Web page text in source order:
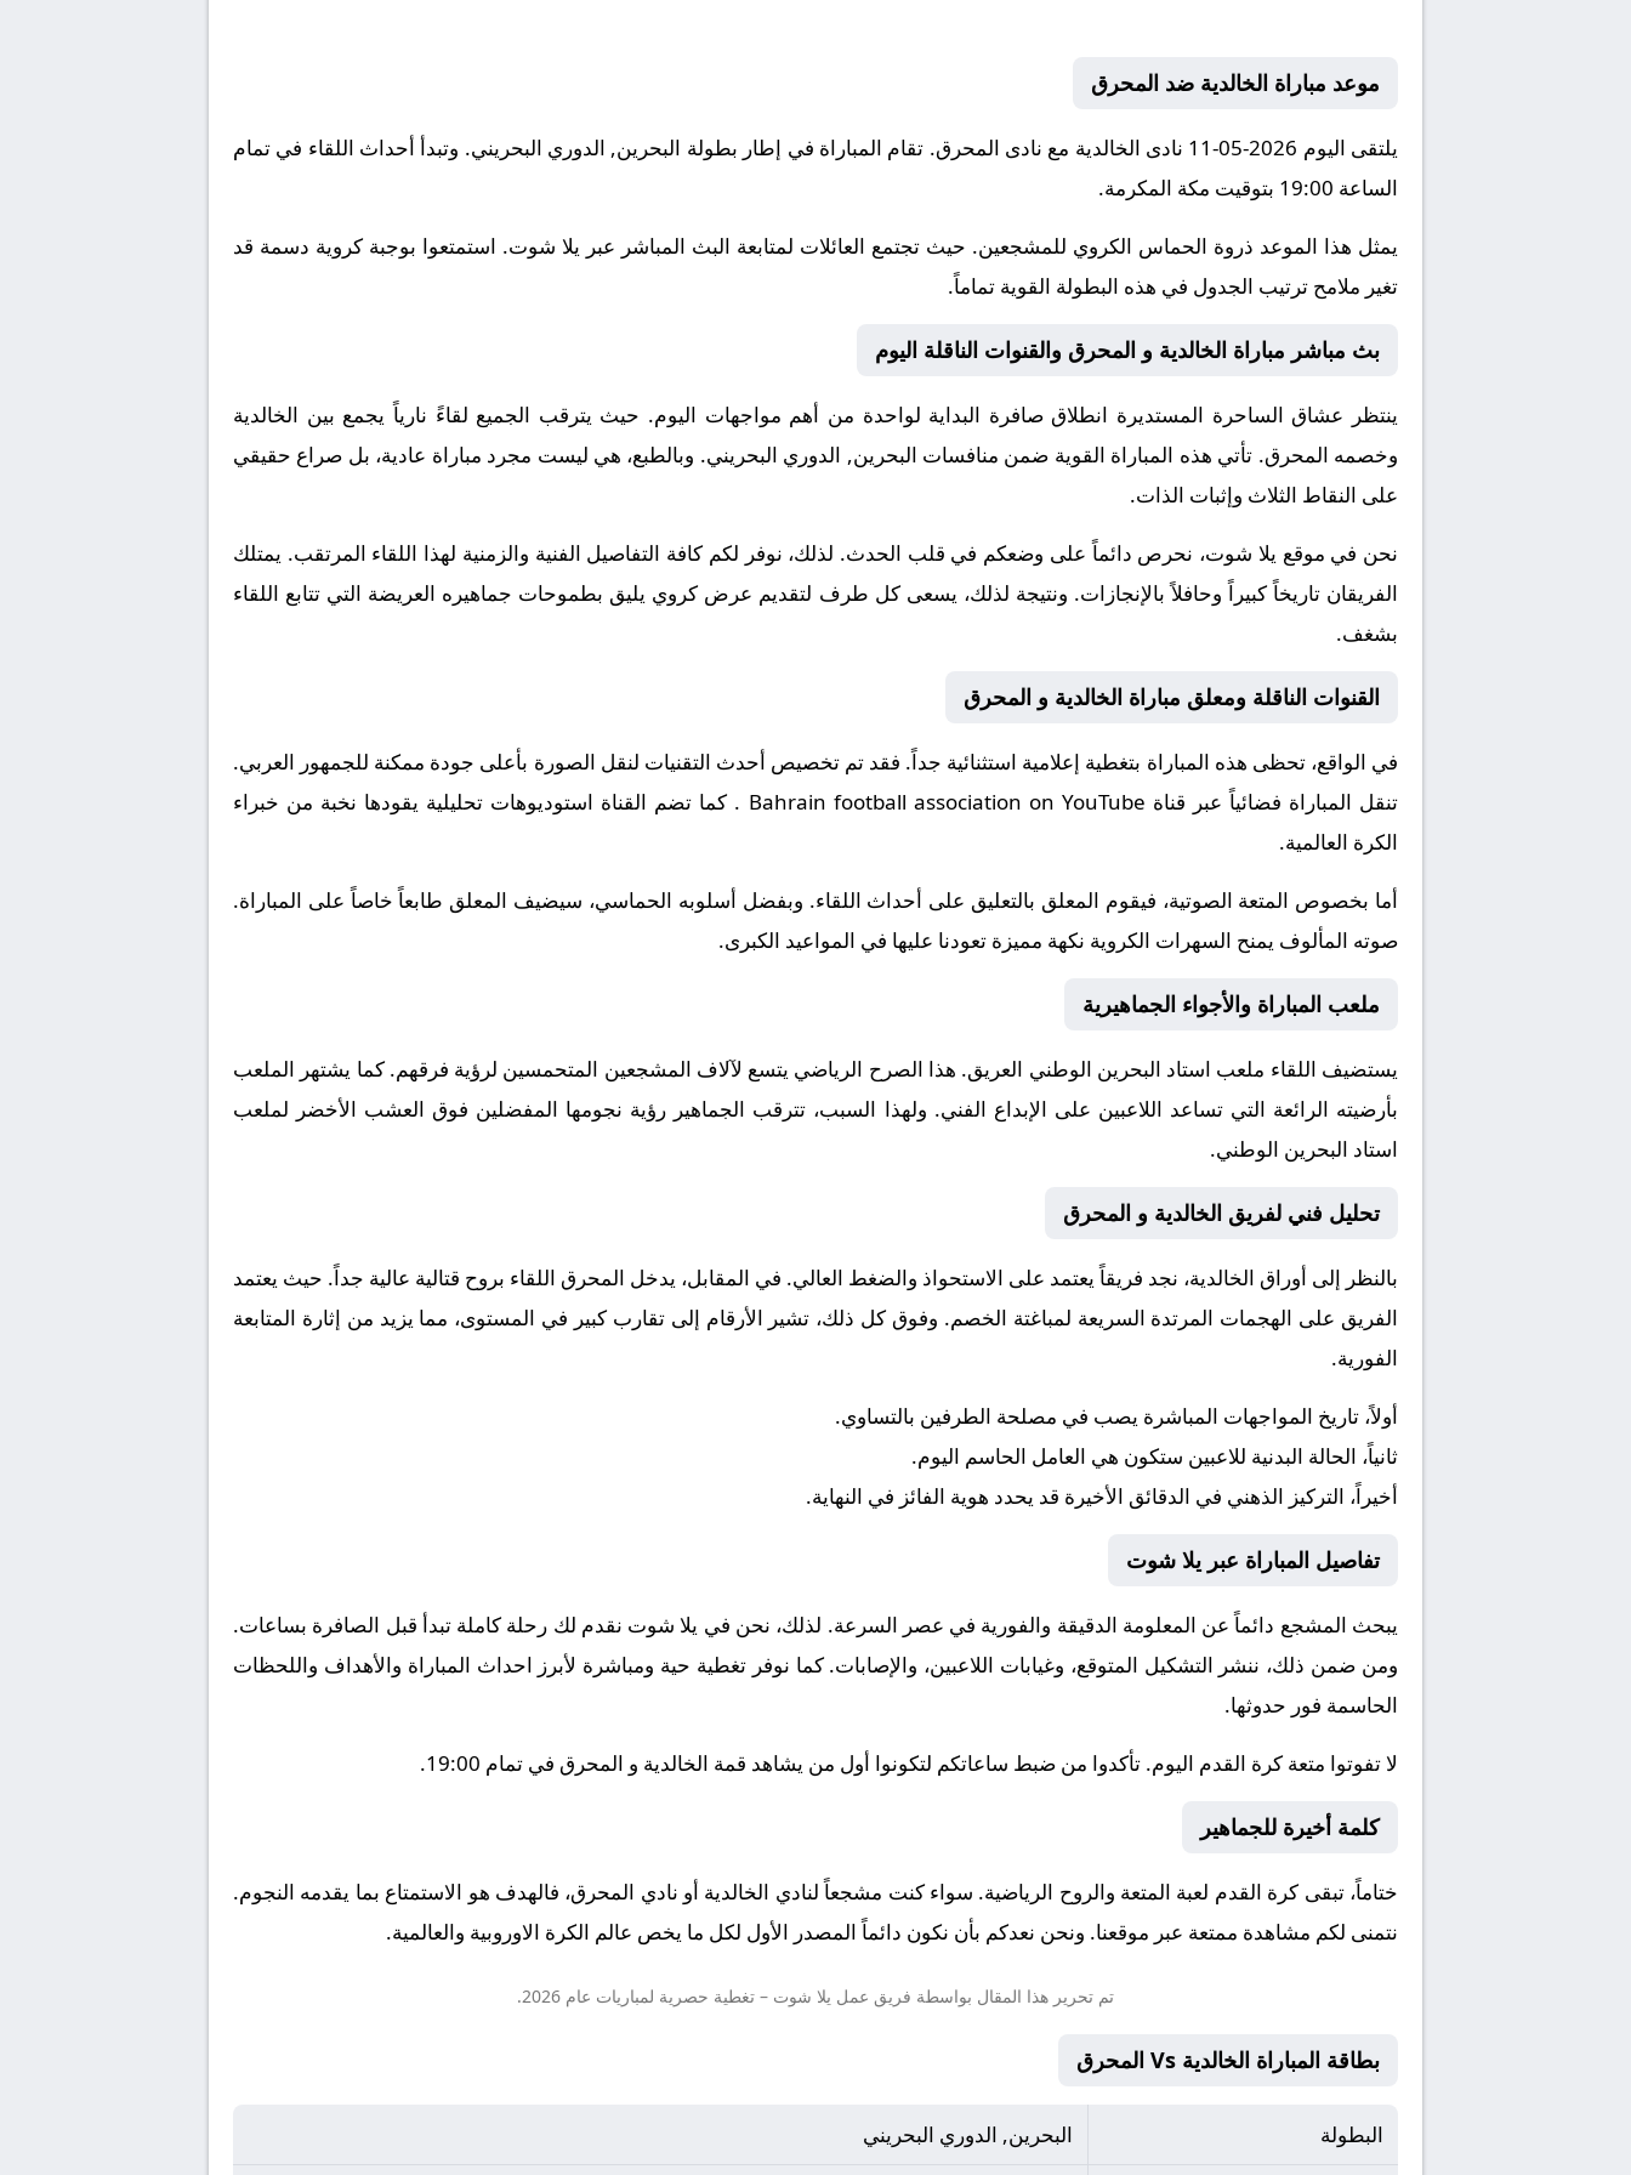
موعد مباراة الخالدية ضد المحرق
يلتقى اليوم 2026-05-11 نادى الخالدية مع نادى المحرق. تقام المباراة في إطار بطولة البحرين, الدوري البحريني. وتبدأ أحداث اللقاء في تمام
الساعة 19:00 بتوقيت مكة المكرمة.
يمثل هذا الموعد ذروة الحماس الكروي للمشجعين. حيث تجتمع العائلات لمتابعة البث المباشر عبر يلا شوت. استمتعوا بوجبة كروية دسمة قد
تغير ملامح ترتيب الجدول في هذه البطولة القوية تماماً.
بث مباشر مباراة الخالدية و المحرق والقنوات الناقلة اليوم
ينتظر عشاق الساحرة المستديرة انطلاق صافرة البداية لواحدة من أهم مواجهات اليوم. حيث يترقب الجميع لقاءً نارياً يجمع بين الخالدية
وخصمه المحرق. تأتي هذه المباراة القوية ضمن منافسات البحرين, الدوري البحريني. وبالطبع، هي ليست مجرد مباراة عادية، بل صراع حقيقي
على النقاط الثلاث وإثبات الذات.
نحن في موقع يلا شوت، نحرص دائماً على وضعكم في قلب الحدث. لذلك، نوفر لكم كافة التفاصيل الفنية والزمنية لهذا اللقاء المرتقب. يمتلك
الفريقان تاريخاً كبيراً وحافلاً بالإنجازات. ونتيجة لذلك، يسعى كل طرف لتقديم عرض كروي يليق بطموحات جماهيره العريضة التي تتابع اللقاء
بشغف.
القنوات الناقلة ومعلق مباراة الخالدية و المحرق
في الواقع، تحظى هذه المباراة بتغطية إعلامية استثنائية جداً. فقد تم تخصيص أحدث التقنيات لنقل الصورة بأعلى جودة ممكنة للجمهور العربي.
تنقل المباراة فضائياً عبر قناة Bahrain football association on YouTube . كما تضم القناة استوديوهات تحليلية يقودها نخبة من خبراء
الكرة العالمية.
أما بخصوص المتعة الصوتية، فيقوم المعلق بالتعليق على أحداث اللقاء. وبفضل أسلوبه الحماسي، سيضيف المعلق طابعاً خاصاً على المباراة.
صوته المألوف يمنح السهرات الكروية نكهة مميزة تعودنا عليها في المواعيد الكبرى.
ملعب المباراة والأجواء الجماهيرية
يستضيف اللقاء ملعب استاد البحرين الوطني العريق. هذا الصرح الرياضي يتسع لآلاف المشجعين المتحمسين لرؤية فرقهم. كما يشتهر الملعب
بأرضيته الرائعة التي تساعد اللاعبين على الإبداع الفني. ولهذا السبب، تترقب الجماهير رؤية نجومها المفضلين فوق العشب الأخضر لملعب
استاد البحرين الوطني.
تحليل فني لفريق الخالدية و المحرق
بالنظر إلى أوراق الخالدية، نجد فريقاً يعتمد على الاستحواذ والضغط العالي. في المقابل، يدخل المحرق اللقاء بروح قتالية عالية جداً. حيث يعتمد
الفريق على الهجمات المرتدة السريعة لمباغتة الخصم. وفوق كل ذلك، تشير الأرقام إلى تقارب كبير في المستوى، مما يزيد من إثارة المتابعة
الفورية.
أولاً، تاريخ المواجهات المباشرة يصب في مصلحة الطرفين بالتساوي.
ثانياً، الحالة البدنية للاعبين ستكون هي العامل الحاسم اليوم.
أخيراً، التركيز الذهني في الدقائق الأخيرة قد يحدد هوية الفائز في النهاية.
تفاصيل المباراة عبر يلا شوت
يبحث المشجع دائماً عن المعلومة الدقيقة والفورية في عصر السرعة. لذلك، نحن في يلا شوت نقدم لك رحلة كاملة تبدأ قبل الصافرة بساعات.
ومن ضمن ذلك، ننشر التشكيل المتوقع، وغيابات اللاعبين، والإصابات. كما نوفر تغطية حية ومباشرة لأبرز احداث المباراة والأهداف واللحظات
الحاسمة فور حدوثها.
لا تفوتوا متعة كرة القدم اليوم. تأكدوا من ضبط ساعاتكم لتكونوا أول من يشاهد قمة الخالدية و المحرق في تمام 19:00.
كلمة أخيرة للجماهير
ختاماً، تبقى كرة القدم لعبة المتعة والروح الرياضية. سواء كنت مشجعاً لنادي الخالدية أو نادي المحرق، فالهدف هو الاستمتاع بما يقدمه النجوم.
نتمنى لكم مشاهدة ممتعة عبر موقعنا. ونحن نعدكم بأن نكون دائماً المصدر الأول لكل ما يخص عالم الكرة الاوروبية والعالمية.
تم تحرير هذا المقال بواسطة فريق عمل يلا شوت – تغطية حصرية لمباريات عام 2026.
بطاقة المباراة الخالدية Vs المحرق
البطولة البحرين, الدوري البحريني